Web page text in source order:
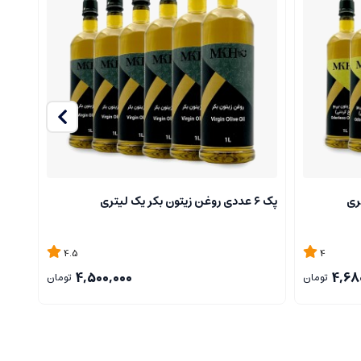
شیمیایی هستند.
4
تومان
پک ۶ عددی روغن زیتون بکر یک لیتری
4.5
4,500,000 تومان